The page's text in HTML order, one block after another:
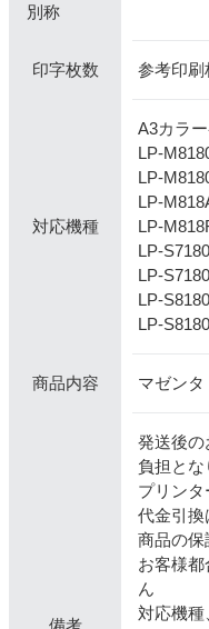
別称
印字枚数 参考印刷
対応機種
A3カラ
LP-
LP-
LP-
LP-
LP-S7180
LP-
LP-S8180
LP-
商品内容 マゼンタ
備考
発送後の
負担とな
プリン
代金引換
商品の保
お客様
ん
対応機種